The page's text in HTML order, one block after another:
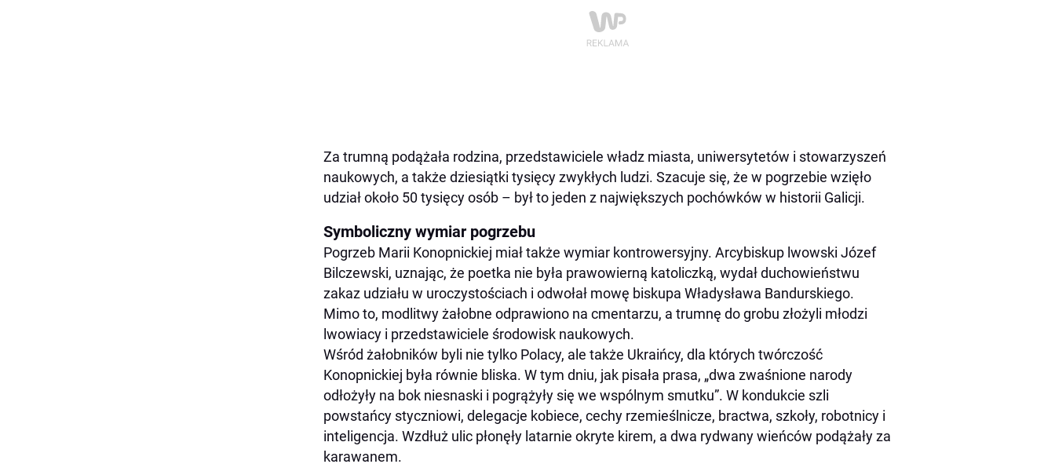
Za trumną podążała rodzina, przedstawiciele władz miasta, uniwersytetów i stowarzyszeń
naukowych, a także dziesiątki tysięcy zwykłych ludzi. Szacuje się, że w pogrzebie wzięło
udział około 50 tysięcy osób – był to jeden z największych pochówków w historii Galicji.
Symboliczny wymiar pogrzebu
Pogrzeb Marii Konopnickiej miał także wymiar kontrowersyjny. Arcybiskup lwowski Józef
Bilczewski, uznając, że poetka nie była prawowierną katoliczką, wydał duchowieństwu
zakaz udziału w uroczystościach i odwołał mowę biskupa Władysława Bandurskiego.
Mimo to, modlitwy żałobne odprawiono na cmentarzu, a trumnę do grobu złożyli młodzi
lwowiacy i przedstawiciele środowisk naukowych.
Wśród żałobników byli nie tylko Polacy, ale także Ukraińcy, dla których twórczość
Konopnickiej była równie bliska. W tym dniu, jak pisała prasa, „dwa zwaśnione narody
odłożyły na bok niesnaski i pogrążyły się we wspólnym smutku”. W kondukcie szli
powstańcy styczniowi, delegacje kobiece, cechy rzemieślnicze, bractwa, szkoły, robotnicy i
inteligencja. Wzdłuż ulic płonęły latarnie okryte kirem, a dwa rydwany wieńców podążały za
karawanem.